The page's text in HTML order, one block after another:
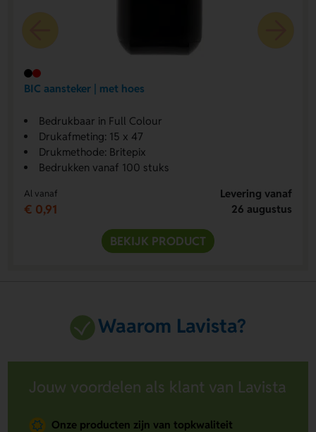
BIC aansteker | met hoes
Bedrukbaar in Full Colour
Drukafmeting: 15 x 47
Drukmethode: Britepix
Bedrukken vanaf 100 stuks
Al vanaf
€ 0,91
Levering vanaf
26 augustus
BEKIJK PRODUCT
Waarom Lavista?
Jouw voordelen als klant van Lavista
Onze producten zijn van topkwaliteit